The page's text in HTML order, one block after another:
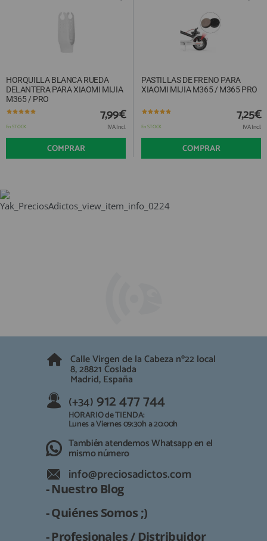
HORQUILLA BLANCA RUEDA
DELANTERA PARA XIAOMI MIJIA
M365 / PRO
En STOCK
7,99€
IVA Incl.
COMPRAR
PASTILLAS DE FRENO PARA
XIAOMI MIJIA M365 / M365 PRO
En STOCK
7,25€
IVA Incl.
COMPRAR
Calle Virgen de la Cabeza nº22 local
8, 28821 Coslada
Madrid, España
(+34) 912 477 744
HORARIO de TIENDA:
Lunes a Viernes 09:30h a 20:00h
También atendemos Whatsapp en el
mismo número
info@preciosadictos.com
- Nuestro Blog
- Quiénes Somos ;)
- Profesionales / Distribuidor